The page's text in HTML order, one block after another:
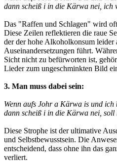
dann scheiß i in die Kärwa nei, ich
Das "Raffen und Schlagen" wird oft
Diese Zeilen reflektieren die raue
der der hohe Alkoholkonsum leider
Auseinandersetzungen führt.
Sicht nicht zu befürworten ist,
Lieder zum ungeschminkten Bild
3. Man muss dabei sein:
Wenn aufs Johr a Kärwa is und ich
dann scheiß i in die Kärwa nei, soll
Diese Strophe ist der ultimative
und Selbstbewusstsein. Die
entscheidend, dass ohne ihn das
verliert.